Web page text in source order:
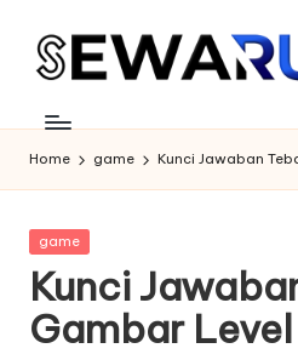
Home game Kunci Jawaban
Posted
game
Kunci
Gambar Level